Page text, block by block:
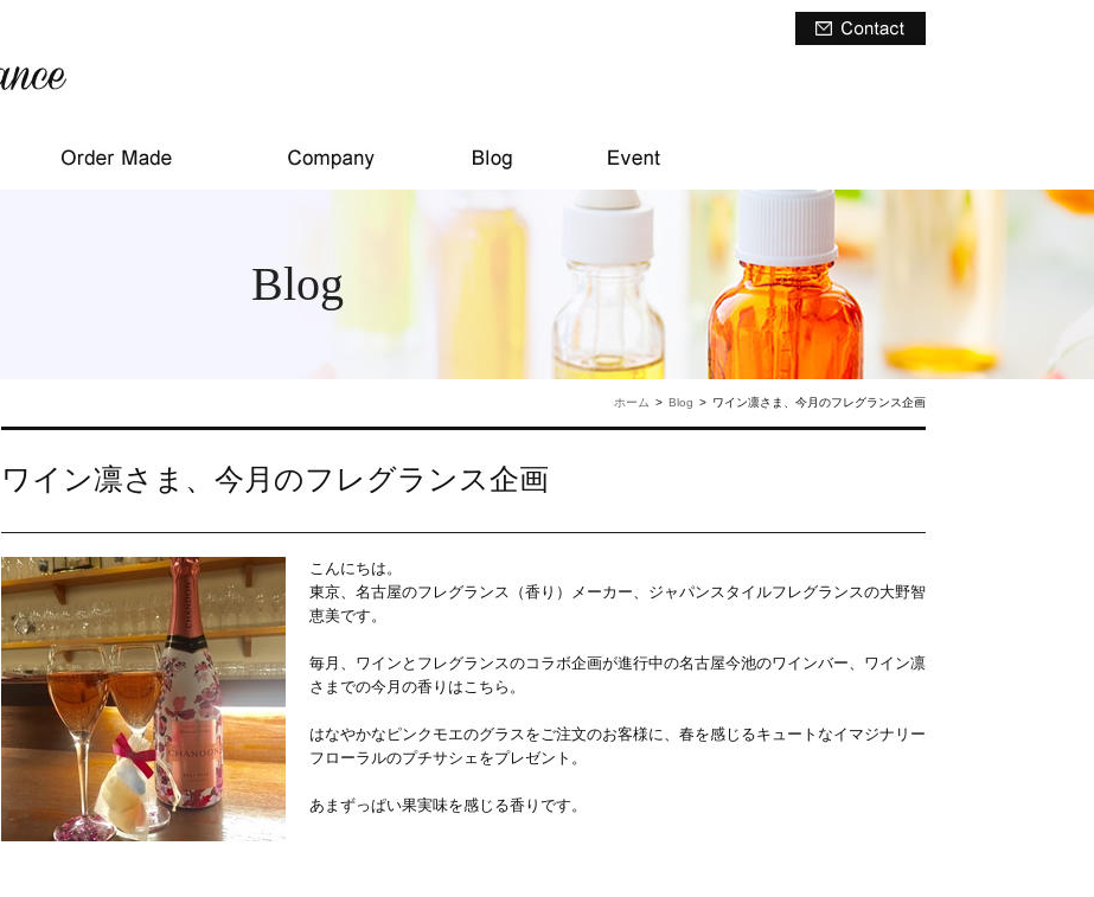
Blog
ホーム > Blog > ワイン凛さま、今月のフレグランス企画
ワイン凛さま、今月のフレグランス企画
こんにちは。
東京、名古屋のフレグランス（香り）メーカー、ジャパンスタイルフレグランスの大野智
恵美です。
毎月、ワインとフレグランスのコラボ企画が進行中の名古屋今池のワインバー、ワイン凛
さまでの今月の香りはこちら。
はなやかなピンクモエのグラスをご注文のお客様に、春を感じるキュートなイマジナリー
フローラルのプチサシェをプレゼント。
あまずっぱい果実味を感じる香りです。